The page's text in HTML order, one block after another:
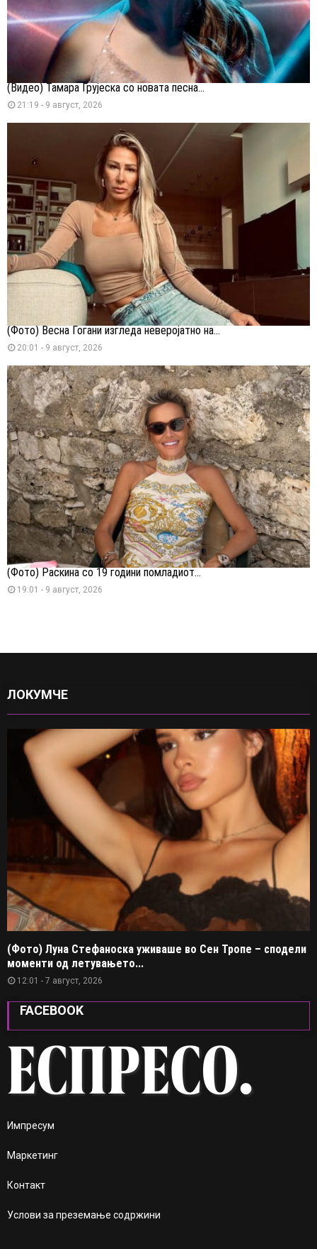
(Видео) Тамара Грујеска со новата песна...
21:19 - 9 август, 2026
(Фото) Весна Ѓогани изгледа неверојатно на...
20:01 - 9 август, 2026
(Фото) Раскина со 19 години помладиот...
19:01 - 9 август, 2026
ЛОКУМЧЕ
(Фото) Луна Стефаноска уживаше во Сен Тропе – сподели
моменти од летувањето...
12:01 - 7 август, 2026
FACEBOOK
Импресум
Маркетинг
Контакт
Услови за преземање содржини